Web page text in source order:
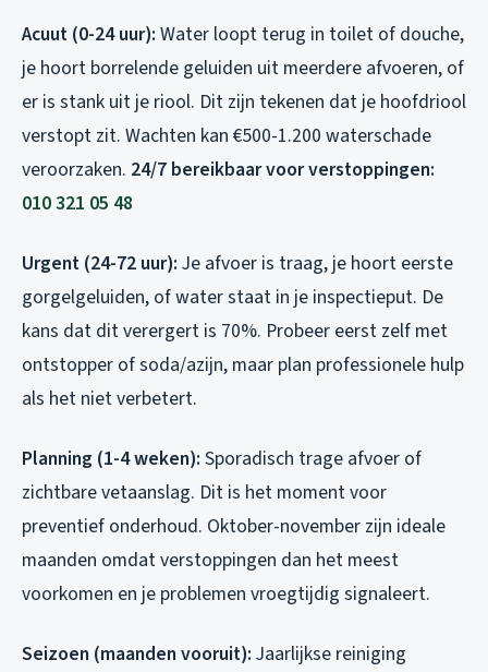
Acuut (0-24 uur): Water loopt terug in toilet of douche,
je hoort borrelende geluiden uit meerdere afvoeren, of
er is stank uit je riool. Dit zijn tekenen dat je hoofdriool
verstopt zit. Wachten kan €500-1.200 waterschade
veroorzaken. 24/7 bereikbaar voor verstoppingen:
010 321 05 48
Urgent (24-72 uur): Je afvoer is traag, je hoort eerste
gorgelgeluiden, of water staat in je inspectieput. De
kans dat dit verergert is 70%. Probeer eerst zelf met
ontstopper of soda/azijn, maar plan professionele hulp
als het niet verbetert.
Planning (1-4 weken): Sporadisch trage afvoer of
zichtbare vetaanslag. Dit is het moment voor
preventief onderhoud. Oktober-november zijn ideale
maanden omdat verstoppingen dan het meest
voorkomen en je problemen vroegtijdig signaleert.
Seizoen (maanden vooruit): Jaarlijkse reiniging